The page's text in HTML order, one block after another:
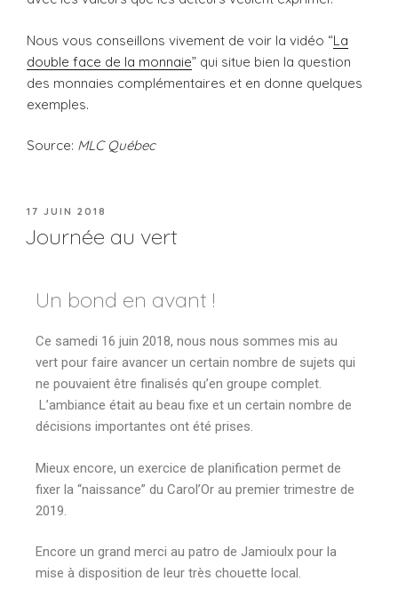
Nous vous conseillons vivement de voir la vidéo “La
double face de la monnaie” qui situe bien la question
des monnaies complémentaires et en donne quelques
exemples.
Source: MLC Québec
17 JUIN 2018
Journée au vert
Un bond en avant !
Ce samedi 16 juin 2018, nous nous sommes mis au
vert pour faire avancer un certain nombre de sujets qui
ne pouvaient être finalisés qu’en groupe complet.
L’ambiance était au beau fixe et un certain nombre de
décisions importantes ont été prises.
Mieux encore, un exercice de planification permet de
fixer la “naissance” du Carol’Or au premier trimestre de
2019.
Encore un grand merci au patro de Jamioulx pour la
mise à disposition de leur très chouette local.